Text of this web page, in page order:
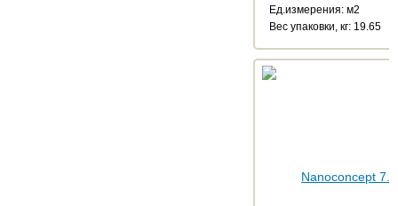
Ед.измерения: м2
Веc упаковки, кг: 19.65